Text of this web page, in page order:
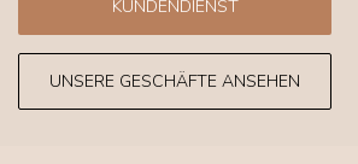
KUNDENDIENST
UNSERE GESCHÄFTE ANSEHEN